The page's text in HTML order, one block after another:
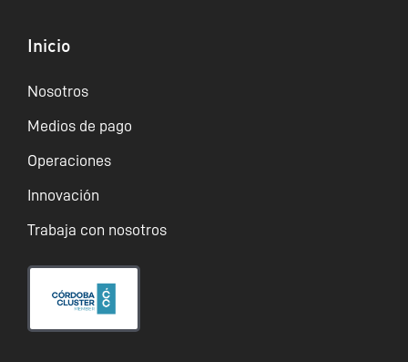
Inicio
Nosotros
Medios de pago
Operaciones
Innovación
Trabaja con nosotros